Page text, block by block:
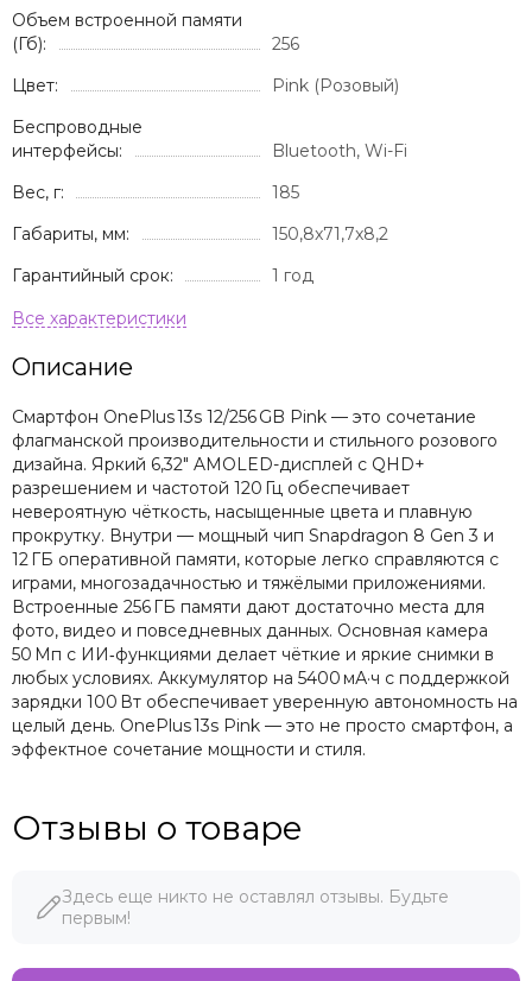
Объем встроенной памяти
(Гб):
256
Цвет:
Pink (Розовый)
Беспроводные
интерфейсы:
Bluetooth, Wi-Fi
Вес, г:
185
Габариты, мм:
150,8x71,7x8,2
Гарантийный срок:
1 год
Описание
Смартфон OnePlus 13s 12/256 GB Pink — это сочетание
флагманской производительности и стильного розового
дизайна. Яркий 6,32″ AMOLED-дисплей с QHD+
разрешением и частотой 120 Гц обеспечивает
невероятную чёткость, насыщенные цвета и плавную
прокрутку. Внутри — мощный чип Snapdragon 8 Gen 3 и
12 ГБ оперативной памяти, которые легко справляются с
играми, многозадачностью и тяжёлыми приложениями.
Встроенные 256 ГБ памяти дают достаточно места для
фото, видео и повседневных данных. Основная камера
50 Мп с ИИ‑функциями делает чёткие и яркие снимки в
любых условиях. Аккумулятор на 5400 мА·ч с поддержкой
зарядки 100 Вт обеспечивает уверенную автономность на
целый день. OnePlus 13s Pink — это не просто смартфон, а
эффектное сочетание мощности и стиля.
Отзывы о товаре
Здесь еще никто не оставлял отзывы. Будьте
первым!